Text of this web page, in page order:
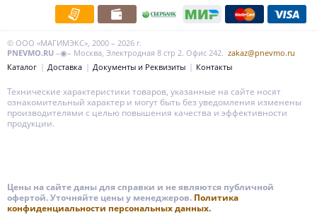
© ООО «МАГИМЭКС», 2000 – 2026 г.
PNEVMO.RU –◉– Москва, Электродная 8 стр 2. Офис 242. zakaz@pnevmo.ru
Каталог
Доставка Документы и Реквизиты Контакты
Технические характеристики товаров, указанные на сайте носят
ознакомительный характер и могут быть без уведомления изменены
производителями с целью повышения качества и эффективности
продукции.
Цены на сайте даны для справки и не являются публичной
офертой. Уточняйте цены у менеджеров. Политика
конфиденциальности персональных данных.